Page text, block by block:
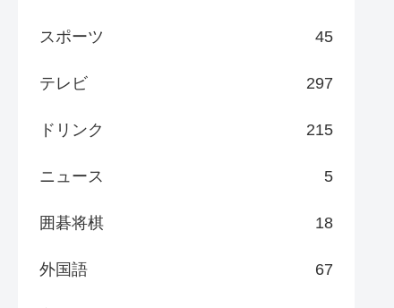
スポーツ 45
テレビ 297
ドリンク 215
ニュース 5
囲碁将棋 18
外国語 67